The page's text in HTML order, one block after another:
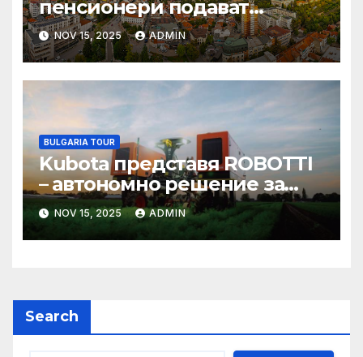
пенсионери подават
декларация за
продължаване
изплащането на
българската си пенсия
NOV 15, 2025 ADMIN
BULGARIA TOUR
Kubota представя ROBOTTI
– автономно решение за
ефективно
зеленчукопроизводство и
редови култури
NOV 15, 2025 ADMIN
Search